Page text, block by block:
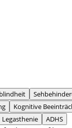
Kognitive
Legasthenie ADHS